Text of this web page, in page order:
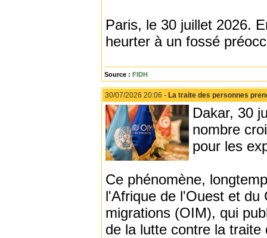
Paris, le 30 juillet 2026.
heurter à un fossé
Source : FIDH
30/07/2026 20:06 - La traite des personnes
Dakar, 30
nombre
pour les
Ce phénomène,
l'Afrique de l'Ouest et du
migrations (OIM), qui
de la lutte contre la